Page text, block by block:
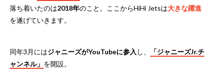
落ち着いたのは2018年のこと。ここからHiHi Jetsは大きな躍進
を遂げていきます。
同年3月にはジャニーズがYouTubeに参入 し、
「ジャニーズJr.チ
ャンネル」 を開設。